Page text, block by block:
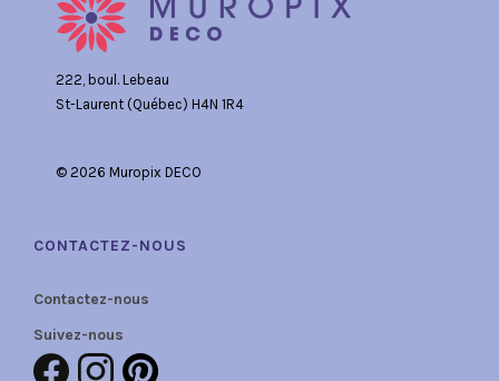
222, boul. Lebeau
St-Laurent (Québec) H4N 1R4
© 2026 Muropix DECO
CONTACTEZ-NOUS
Contactez-nous
Suivez-nous